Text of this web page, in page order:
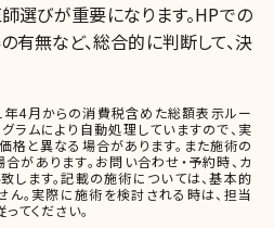
師選びが重要になります。HPでの
有無など、総合的に判断して、決
4月からの消費税含めた総額表示ルー
ラムにより自動処理していますので、実
格と異なる場合があります。また施術の
があります。お問い合わせ・予約時、カ
します。記載の施術については、基本的
。実際に施術を検討される時は、担当
てください。